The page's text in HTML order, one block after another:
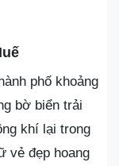
phố khoảng
bờ biển trải
khí lại trong
vẻ đẹp hoang